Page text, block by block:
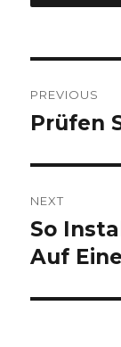
PREVIOUS
Previous
Prüfen
NEXT
Next
post:
So
Auf